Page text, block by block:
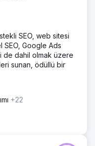
SEO, web sitesi
SEO, Google Ads
de dahil olmak üzere
sunan, ödüllü bir
+22